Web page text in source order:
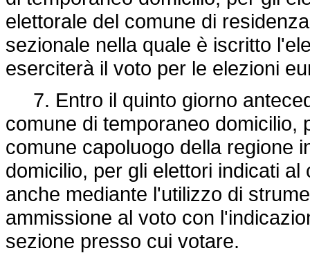
elettorale del comune di
sezionale nella quale è iscritto
eserciterà il voto per le elezioni
7. Entro il quinto giorno
comune di temporaneo domicilio,
comune capoluogo della regione
domicilio, per gli elettori indicati
anche mediante l'utilizzo di
ammissione al voto con
sezione presso cui votare.